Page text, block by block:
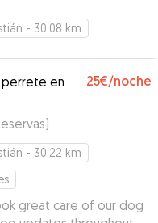
- 30.08 km
perrete en
25€/noche
)
- 30.22 km